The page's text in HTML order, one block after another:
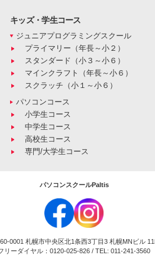
キッズ・学生コース
ジュニアプログラミングスクール
プライマリー（年長～小２）
スタンダード（小３～小６）
マインクラフト（年長～小６）
スクラッチ（小１～小６）
パソコンコース
小学生コース
中学生コース
高校生コース
専門/大学生コース
パソコンスクールPaltis
0001 札幌市中央区北1条西3丁目3 札幌MNビル
リーダイヤル：0120-025-826 / TEL: 011-241-3560